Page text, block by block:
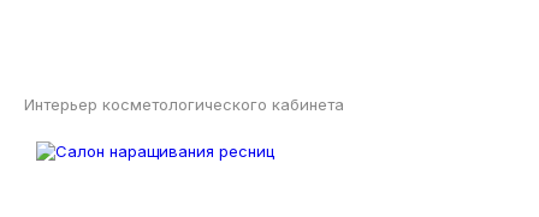
Интерьер косметологического кабинета